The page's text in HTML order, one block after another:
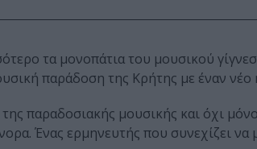
τα μονοπάτια του μουσικού
παράδοση της Κρήτης με έναν νέο
παραδοσιακής μουσικής και όχι
Ένας ερμηνευτής που συνεχίζει να